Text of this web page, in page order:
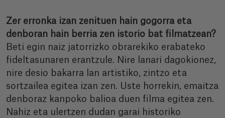
Zer erronka izan zenituen hain gogorra eta
denboran hain berria zen istorio bat filmatzean?
Beti egin naiz jatorrizko obrarekiko erabateko
fideltasunaren erantzule. Nire lanari dagokionez,
nire desio bakarra lan artistiko, zintzo eta
sortzailea egitea izan zen. Uste horrekin, emaitza
denboraz kanpoko balioa duen filma egitea zen.
Nahiz eta ulertzen dudan garai historiko